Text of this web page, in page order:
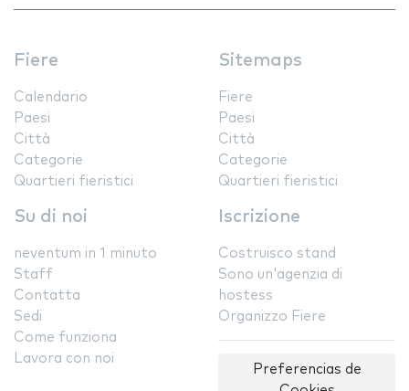
Fiere
Calendario
Paesi
Città
Categorie
Quartieri fieristici
Sitemaps
Fiere
Paesi
Città
Categorie
Quartieri fieristici
Su di noi
neventum in 1 minuto
Staff
Contatta
Sedi
Come funziona
Lavora con noi
Iscrizione
Costruisco stand
Sono un'agenzia di
hostess
Organizzo Fiere
Preferencias de